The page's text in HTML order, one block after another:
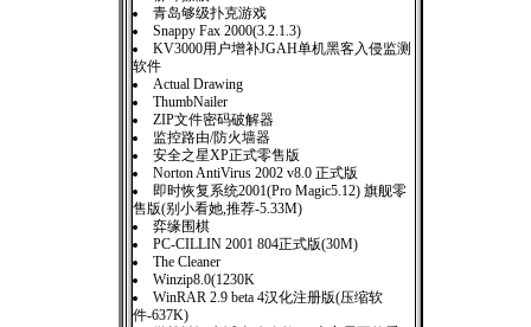
青岛够级扑克游戏
Snappy Fax 2000(3.2.1.3)
KV3000用户增补JGAH单机黑客入侵监测
软件
Actual Drawing
ThumbNailer
ZIP文件密码破解器
监控路由/防火墙器
安全之星XP正式零售版
Norton AntiVirus 2002 v8.0 正式版
即时恢复系统2001(Pro Magic5.12) 旗舰零
售版(别小看她,推荐-5.33M)
弈缘围棋
PC-CILLIN 2001 804正式版(30M)
The Cleaner
Winzip8.0(1230K
WinRAR 2.9 beta 4汉化注册版(压缩软
件-637K)